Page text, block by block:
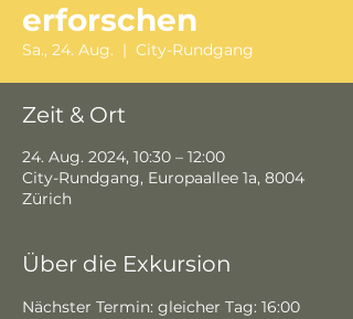
erforschen
Sa., 24. Aug.
  |
City-Rundgang
Zeit & Ort
24. Aug. 2024, 10:30 – 12:00
City-Rundgang, Europaallee 1a, 8004
Zürich
Über die Exkursion
Nächster Termin: gleicher Tag: 16:00